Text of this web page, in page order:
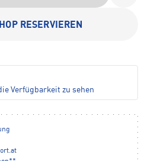
RESERVIEREN
Verfügbarkeit zu sehen